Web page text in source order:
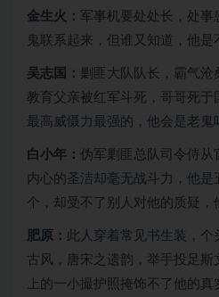
金生火： 军事机要处处长，处事
鬼联系起来，但谁又知道，他
吴志国： 剿匪大队队长，霸气沧
教育父亲被红军斗死，哥哥死于
最高威慑力最强的，他会是老鬼
白小年： 伪军剿匪总队司令侍从
内心的圣洁却毫无战斗力，他是
个，却受不了别人对他的质疑，
肥原： 此人穿着常见书生装，个
古风，唐宋之遗韵，举手投足斯
上的一小撮护照掩饰不了他的真